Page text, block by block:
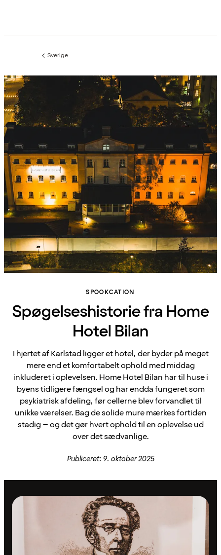
Forrige
:
Sverige
SPOOKCATION
Spøgelseshistorie fra Home
Hotel Bilan
I hjertet af Karlstad ligger et hotel, der byder på meget
mere end et komfortabelt ophold med middag
inkluderet i oplevelsen. Home Hotel Bilan har til huse i
byens tidligere fængsel og har endda fungeret som
psykiatrisk afdeling, før cellerne blev forvandlet til
unikke værelser. Bag de solide mure mærkes fortiden
stadig – og det gør hvert ophold til en oplevelse ud
over det sædvanlige.
Publiceret: 9. oktober 2025